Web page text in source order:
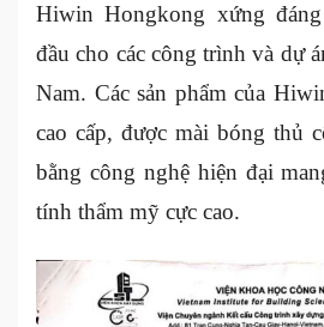
Hiwin Hongkong xứng
đầu cho các công trình và dự
Nam. Các sản phẩm của
cao cấp, được mài bóng thủ
bằng công nghệ hiện đại
tính thẩm mỹ cực cao.